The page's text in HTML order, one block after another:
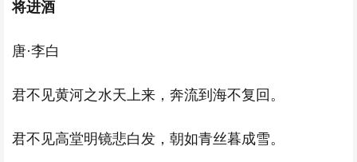
将进酒
唐·李白
君不见黄河之水天上来，奔流到海不复回。
君不见高堂明镜悲白发，朝如青丝暮成雪。